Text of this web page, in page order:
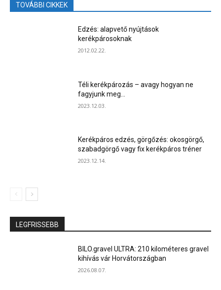
TOVÁBBI CIKKEK
Edzés: alapvető nyújtások
kerékpárosoknak
2012.02.22.
Téli kerékpározás – avagy hogyan ne
fagyjunk meg…
2023.12.03.
Kerékpáros edzés, görgőzés: okosgörgő,
szabadgörgő vagy fix kerékpáros tréner
2023.12.14.
LEGFRISSEBB
BILO.gravel ULTRA: 210 kilométeres gravel
kihívás vár Horvátországban
2026.08.07.